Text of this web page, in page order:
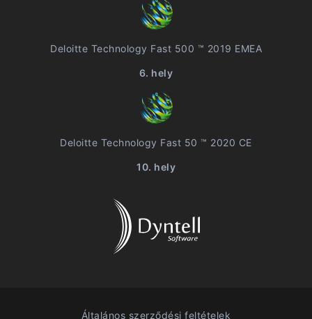
Deloitte Technology Fast 500 ™ 2019 EMEA
6. hely
Deloitte Technology Fast 50 ™ 2020 CE
10. hely
Általános szerződési feltételek